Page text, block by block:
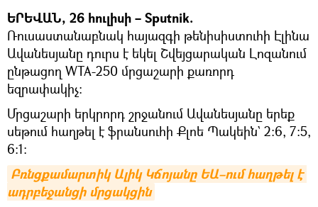
ԵՐԵՎԱՆ, 26 հուլիսի – Sputnik.
Ռուսաստանաբնակ հայազգի թենիսիստուհի Էլինա
Ավանեսյանը դուրս է եկել Շվեյցարական Լոզանում
ընթացող WTA-250 մրցաշարի քառորդ
եզրափակիչ:
Մրցաշարի երկրորդ շրջանում Ավանեսյանը երեք
սեթում հաղթել է ֆրանսուհի Քլոե Պակեին` 2:6, 7:5,
6:1։
Բռնցքամարտիկ Ալիկ Կճոյանը ԵԱ–ում հաղթել է
ադրբեջանցի մրցակցին